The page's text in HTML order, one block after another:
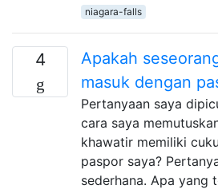
niagara-falls
4
Apakah
masuk dengan
Pertanyaan saya
cara saya
khawatir memiliki
paspor saya?
sederhana. Apa yang